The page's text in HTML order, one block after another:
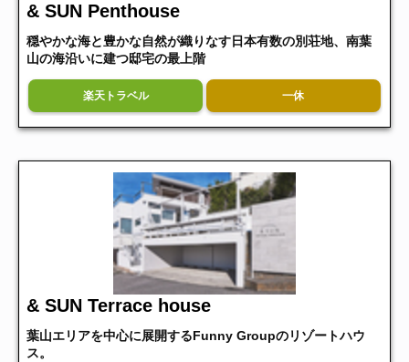
& SUN Penthouse
穏やかな海と豊かな自然が織りなす日本有数の別荘地、南葉
山の海沿いに建つ邸宅の最上階
楽天トラベル 一休
& SUN Terrace house
葉山エリアを中心に展開するFunny Groupのリゾートハウ
ス。